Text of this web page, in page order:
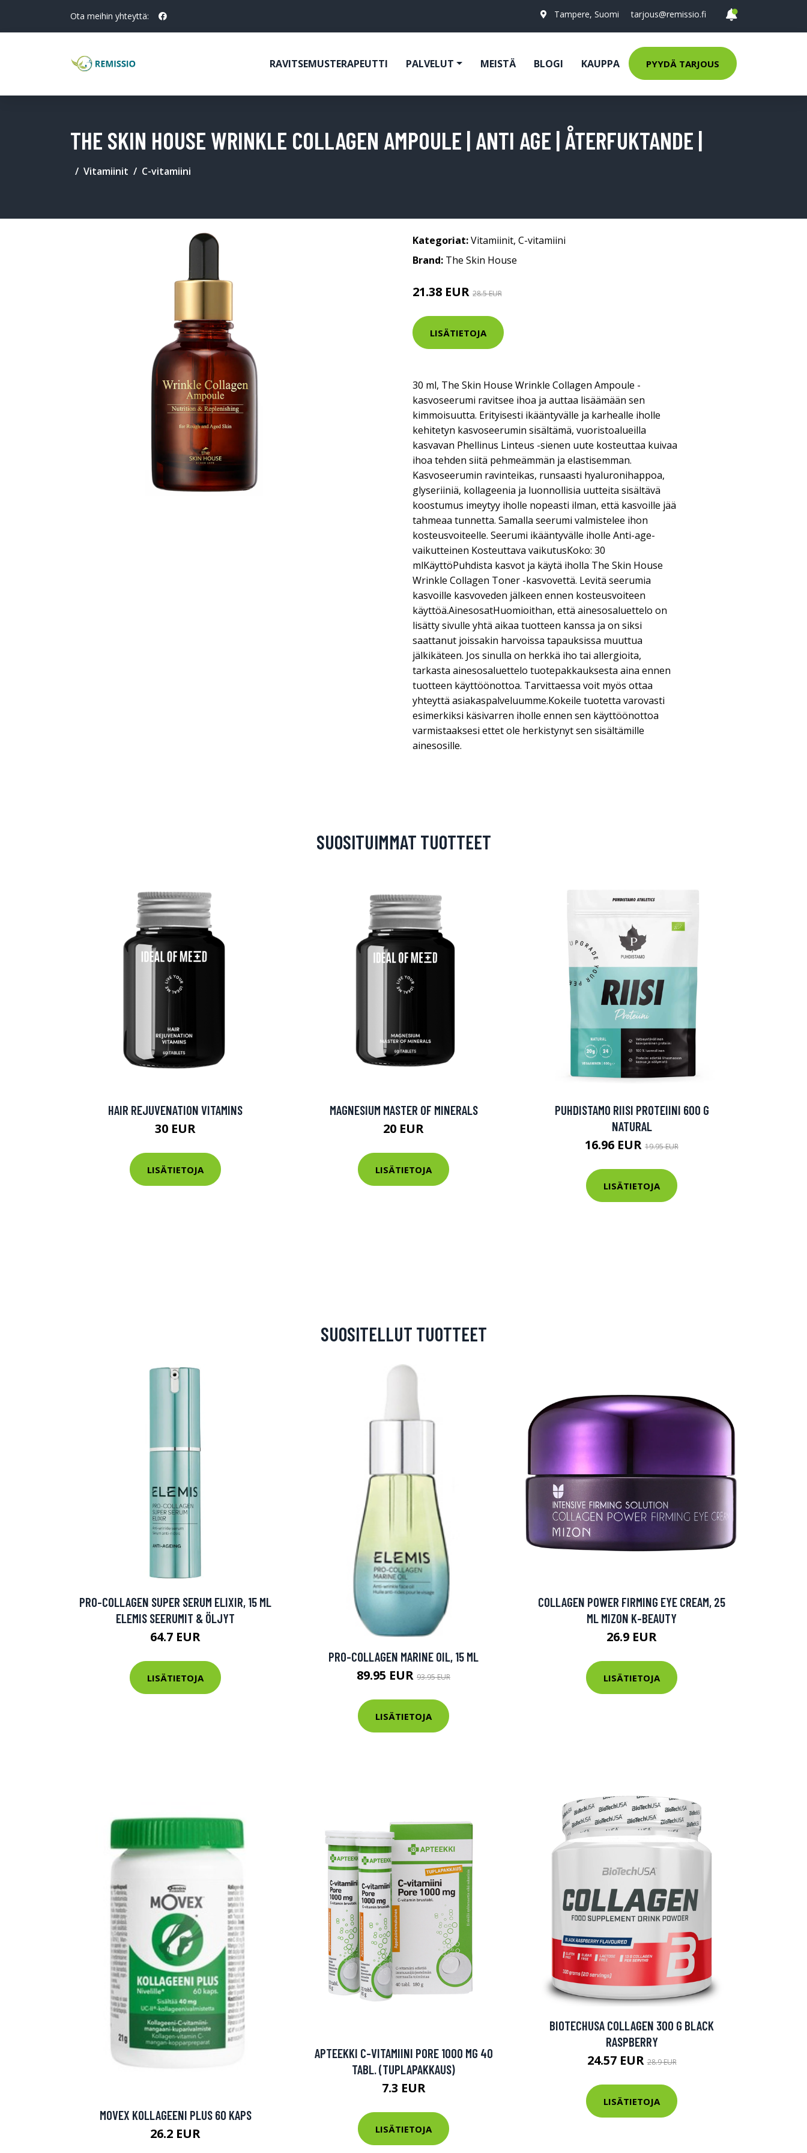
Ota meihin yhteyttä: Tampere, Suomi tarjous@remissio.fi
RAVITSEMUSTERAPEUTTI PALVELUT MEISTÄ BLOGI KAUPPA PYYDÄ TARJOUS
THE SKIN HOUSE WRINKLE COLLAGEN AMPOULE | ANTI AGE | ÅTERFUKTANDE |
Vitamiinit C-vitamiini
Kategoriat:Vitamiinit, C-vitamiini
Brand: The Skin House
21.38 EUR 28.5 EUR
LISÄTIETOJA
30 ml, The Skin House Wrinkle Collagen Ampoule -
kasvoseerumi ravitsee ihoa ja auttaa lisäämään sen
kimmoisuutta. Erityisesti ikääntyvälle ja karhealle iholle
kehitetyn kasvoseerumin sisältämä, vuoristoalueilla
kasvavan Phellinus Linteus -sienen uute kosteuttaa kuivaa
ihoa tehden siitä pehmeämmän ja elastisemman.
Kasvoseerumin ravinteikas, runsaasti hyaluronihappoa,
glyseriiniä, kollageenia ja luonnollisia uutteita sisältävä
koostumus imeytyy iholle nopeasti ilman, että kasvoille jää
tahmeaa tunnetta. Samalla seerumi valmistelee ihon
kosteusvoiteelle. Seerumi ikääntyvälle iholle Anti-age-
vaikutteinen Kosteuttava vaikutusKoko: 30
mlKäyttöPuhdista kasvot ja käytä iholla The Skin House
Wrinkle Collagen Toner -kasvovettä. Levitä seerumia
kasvoille kasvoveden jälkeen ennen kosteusvoiteen
käyttöä.AinesosatHuomioithan, että ainesosaluettelo on
lisätty sivulle yhtä aikaa tuotteen kanssa ja on siksi
saattanut joissakin harvoissa tapauksissa muuttua
jälkikäteen. Jos sinulla on herkkä iho tai allergioita,
tarkasta ainesosaluettelo tuotepakkauksesta aina ennen
tuotteen käyttöönottoa. Tarvittaessa voit myös ottaa
yhteyttä asiakaspalveluumme.Kokeile tuotetta varovasti
esimerkiksi käsivarren iholle ennen sen käyttöönottoa
varmistaaksesi ettet ole herkistynyt sen sisältämille
ainesosille.
SUOSITUIMMAT TUOTTEET
HAIR REJUVENATION VITAMINS
30 EUR
LISÄTIETOJA
MAGNESIUM MASTER OF MINERALS
20 EUR
LISÄTIETOJA
PUHDISTAMO RIISI PROTEIINI 600 G
NATURAL
16.96 EUR 19.95 EUR
LISÄTIETOJA
SUOSITELLUT TUOTTEET
PRO-COLLAGEN SUPER SERUM ELIXIR, 15 ML
ELEMIS SEERUMIT & ÖLJYT
64.7 EUR
LISÄTIETOJA
PRO-COLLAGEN MARINE OIL, 15 ML
89.95 EUR 93.95 EUR
LISÄTIETOJA
COLLAGEN POWER FIRMING EYE CREAM, 25
ML MIZON K-BEAUTY
26.9 EUR
LISÄTIETOJA
MOVEX KOLLAGEENI PLUS 60 KAPS
26.2 EUR
APTEEKKI C-VITAMIINI PORE 1000 MG 40
TABL. (TUPLAPAKKAUS)
7.3 EUR
LISÄTIETOJA
BIOTECHUSA COLLAGEN 300 G BLACK
RASPBERRY
24.57 EUR28.9 EUR
LISÄTIETOJA
Kaikki IdealofMeDin tuotteet -20 %!
nyt vain 200 €
hintaan.